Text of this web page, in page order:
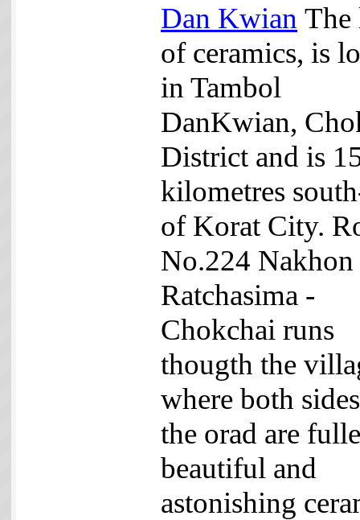
Dan Kwian The
of ceramics, is
in Tambol
DanKwian,
District and is
kilometres
of Korat City.
No.224 Nakhon
Ratchasima -
Chokchai runs
thougth the
where both
the orad are
beautiful and
astonishing